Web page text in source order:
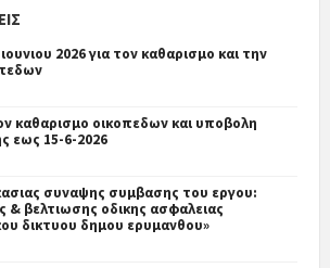
2026 για τον καθαρισμο και την
καθαρισμο οικοπεδων και υποβολη
εως 15-6-2026
συναψης συμβασης του εργου:
& βελτιωσης οδικης ασφαλειας
δικτυου δημου ερυμανθου»